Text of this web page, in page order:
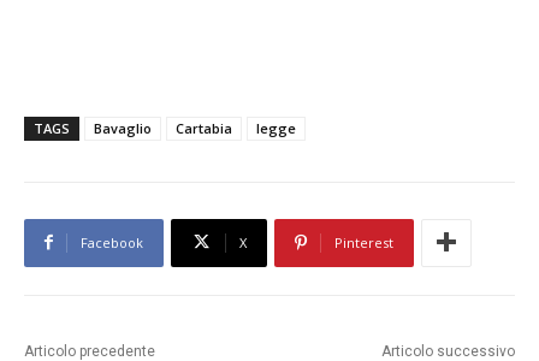
TAGS Bavaglio Cartabia legge
Facebook X Pinterest
Articolo precedente Articolo successivo